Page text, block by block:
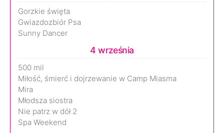
Gorzkie święta
Gwiazdozbiór Psa
Sunny Dancer
4 września
500 mil
Miłość, śmierć i dojrzewanie w Camp Miasma
Mira
Młodsza siostra
Nie patrz w dół 2
Spa Weekend